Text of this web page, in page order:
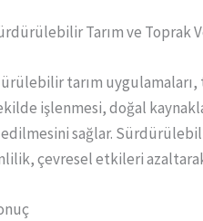
Tarım ve Toprak
tarım uygulamaları,
işlenmesi, doğal
sağlar.
çevresel etkileri